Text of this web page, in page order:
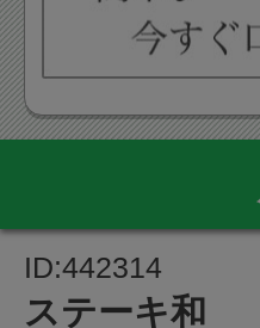
ID:442314
ステーキ和